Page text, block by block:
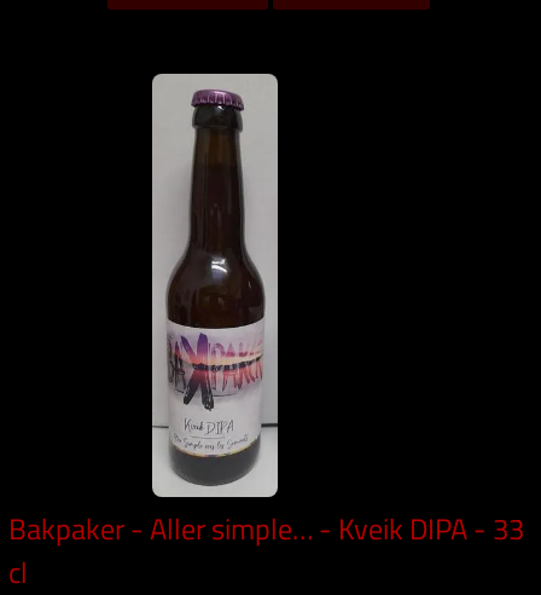
Bakpaker - Aller simple… - Kveik DIPA - 33
cl